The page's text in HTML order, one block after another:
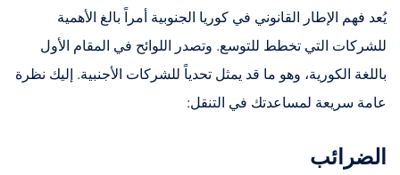
يُعد فهم الإطار القانوني في كوريا الجنوبية أمراً بالغ الأهمية
للشركات التي تخطط للتوسع. وتصدر اللوائح في المقام الأول
باللغة الكورية، وهو ما قد يمثل تحدياً للشركات الأجنبية. إليك نظرة
عامة سريعة لمساعدتك في التنقل:
الضرائب